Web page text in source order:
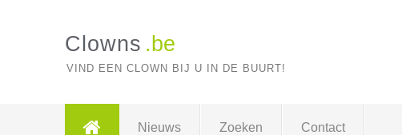
Clowns .be
VIND EEN CLOWN BIJ U IN DE BUURT!
Nieuws Zoeken Contact